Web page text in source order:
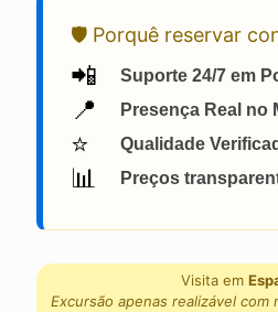
🛡️ Porquê reservar
📲 Suporte 24/7 em
📍 Presença Real no
⭐ Qualidade
📊 Preços
Visita em
Excursão apenas realizável com